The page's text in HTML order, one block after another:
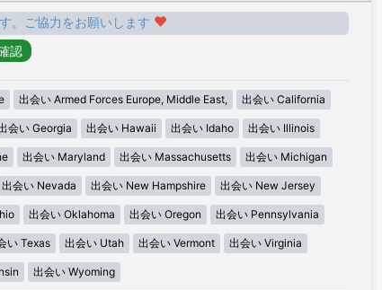
。ご協力をお願いします
出会い Armed Forces Europe, Middle East, 出会い California
会い Georgia 出会い Hawaii 出会い Idaho 出会い Illinois
出会い Maryland 出会い Massachusetts 出会い Michigan
出会い Nevada 出会い New Hampshire 出会い New Jersey
出会い Oklahoma 出会い Oregon 出会い Pennsylvania
い Texas 出会い Utah 出会い Vermont 出会い Virginia
出会い Wyoming